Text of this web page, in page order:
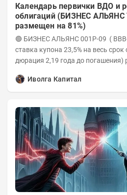
Календарь первички ВДО и
облигаций (БИЗНЕС АЛЬЯНС
размещен на 81%)
🟢 БИЗНЕС АЛЬЯНС 001P-09 (
ставка купона 23,5% на весь
дюрация 2,19 года до погашения)
Иволга Капитал